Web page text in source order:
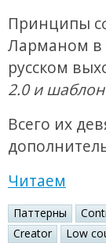
Принципы
Ларманом в
русском
2.0 и
Всего их
Читаем
Паттерны
Creator
Low